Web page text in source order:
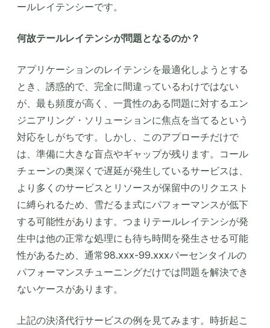
ールレイテンシーです。
何故テールレイテンシが問題となるのか？
アプリケーションのレイテンシを最適化しようとする
とき、誘惑的で、完全に間違っているわけではない
が、最も頻度が高く、一貫性のある問題に対するエン
ジニアリング・ソリューションに焦点を当てるという
対応をしがちです。しかし、このアプローチだけで
は、準備に大きな盲点やギャップが残ります。コール
チェーンの奥深くで遅延が発生しているサービスは、
より多くのサービスとリソースが保留中のリクエスト
に縛られるため、雪だるま式にパフォーマンスが低下
する可能性があります。つまりテールレイテンシが発
生中は他の正常な処理にも待ち時間を発生させる可能
性があるため、通常98.xxx-99.xxxパーセンタイルの
パフォーマンスチューニングだけでは問題を解決でき
ないケースがあります。
上記の決済代行サービスの例を見てみます。時折起こ